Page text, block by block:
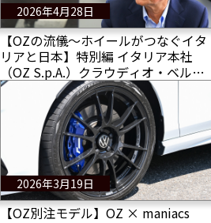
2026年4月28日
【OZの流儀〜ホイールがつなぐイタ
リアと日本】特別編 イタリア本社
（OZ S.p.A.）クラウディオ・ベルノ
ーニ会長にインタビュー
2026年3月19日
【OZ別注モデル】OZ × maniacs